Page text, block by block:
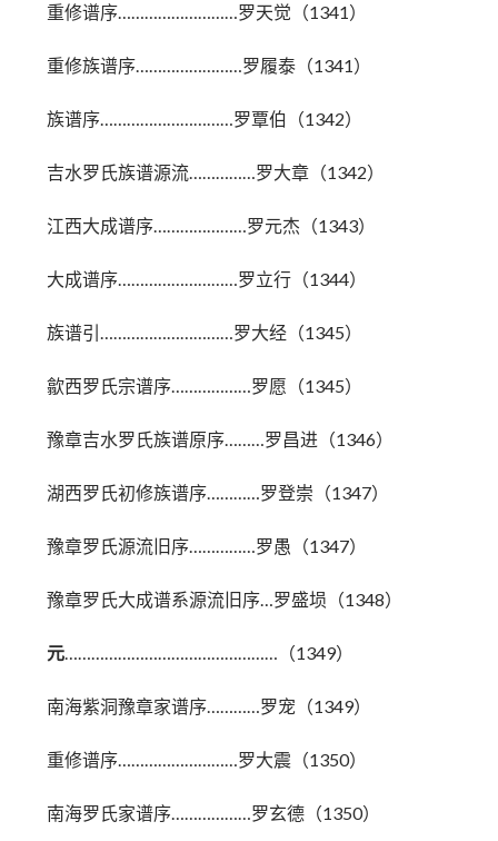
重修谱序………………………罗天觉（1341）
重修族谱序……………………罗履泰（1341）
族谱序…………………………罗覃伯（1342）
吉水罗氏族谱源流……………罗大章（1342）
江西大成谱序…………………罗元杰（1343）
大成谱序………………………罗立行（1344）
族谱引…………………………罗大经（1345）
歙西罗氏宗谱序………………罗愿（1345）
豫章吉水罗氏族谱原序………罗昌进（1346）
湖西罗氏初修族谱序…………罗登崇（1347）
豫章罗氏源流旧序……………罗愚（1347）
豫章罗氏大成谱系源流旧序…罗盛埙（1348）
元…………………………………………（1349）
南海紫洞豫章家谱序…………罗宠（1349）
重修谱序………………………罗大震（1350）
南海罗氏家谱序………………罗玄德（1350）